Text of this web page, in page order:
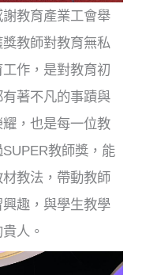
教育產業工會舉
教師對教育無私
作，是對教育初
著不凡的事蹟與
，也是每一位教
教師獎，能
教法，帶動教師
趣，與學生教學
人。